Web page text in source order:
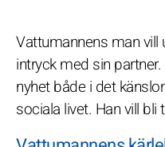
Vattumannens man vill
intryck med sin
nyhet både i det
sociala livet. Han vill bli